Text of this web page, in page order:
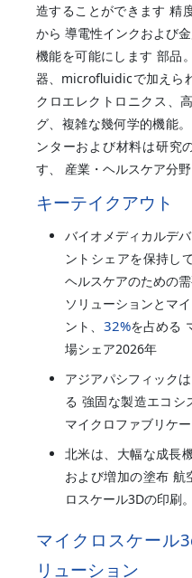
造することができます 精
から 導電性インクおよび
機能を可能にします 部品
器、microfluidicで加えら
クロエレクトロニクス、
グ、複雑な幾何学的機能
ンターおよび材料は研究
す、 産業・ヘルスケア分野
キーテイクアウト
バイオメディカルデ
ントシェアを保持し
ヘルスケアのための
ソリューションとマ
ント、 32%を占める
場シェア2026年
アジアパシフィック
る 強固な製造エコシ
マイクロファブリケ
北米は、大幅な成長
および増加の塗布 航
ロスケール3Dの印刷。
マイクロスケール
リューション